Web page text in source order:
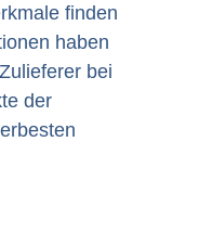
finden
haben
bei
der